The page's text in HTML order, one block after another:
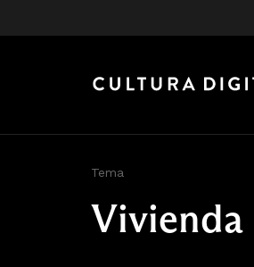
Tema
Vivienda